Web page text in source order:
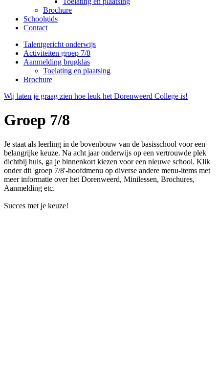
Brochure
Schoolgids
Contact
Talentgericht onderwijs
Activiteiten groep 7/8
Aanmelding brugklas
Toelating en plaatsing
Brochure
Wij laten je graag zien hoe leuk het Dorenweerd College is!
Groep 7/8
Je staat als leerling in de bovenbouw van de basisschool voor een
belangrijke keuze. Na acht jaar onderwijs op een vertrouwde plek
dichtbij huis, ga je binnenkort kiezen voor een nieuwe school. Klik
onder dit 'groep 7/8'-hoofdmenu op diverse andere menu-items met
meer informatie over het Dorenweerd, Minilessen, Brochures,
Aanmelding etc.
Succes met je keuze!